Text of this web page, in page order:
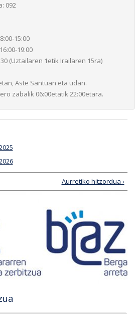
092
15:00
19:00
(Uztailaren 1etik Irailaren 15ra)
Aste Santuan eta udan.
zabalik 06:00etatik 22:00etara.
Aurretiko hitzordua ›